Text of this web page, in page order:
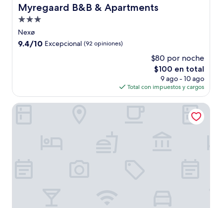
Myregaard B&B & Apartments
Myregaard B&B & Apartments
Propiedad
de
3.0
Nexø
9.4
9.4/10 Excepcional (92 opiniones)
$80 por noche
El
precio
actual
es
de
$100 en total
9 ago - 10 ago
Total con impuestos y cargos
Stammershalle Badehotel & Spa